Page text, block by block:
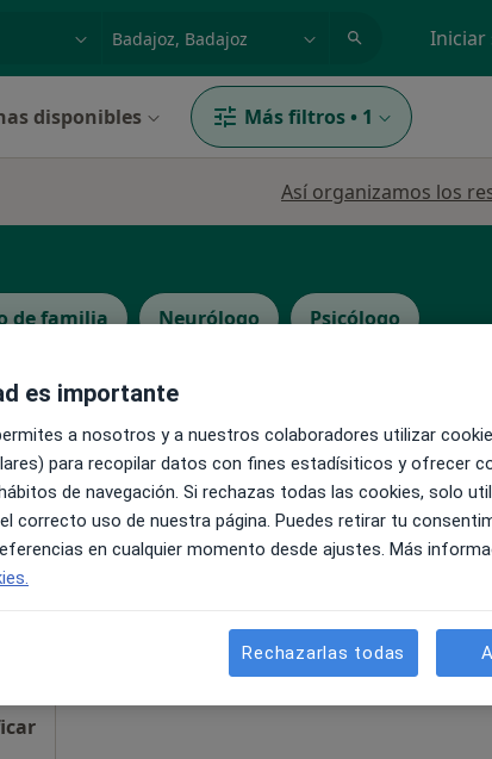
o nombre Iniciar
disponibles Más filtros • 1
Así organizamos los
de familia Neurólogo Psicólogo
La reserva de cita online no está
Pedir una cita
es importante
a nosotros y a nuestros colaboradores utilizar
para recopilar datos con fines estadísiticos y ofrecer
de navegación. Si rechazas todas las cookies, solo
correcto uso de nuestra página. Puedes retirar tu
en cualquier momento desde ajustes. Más
Rechazarlas todas